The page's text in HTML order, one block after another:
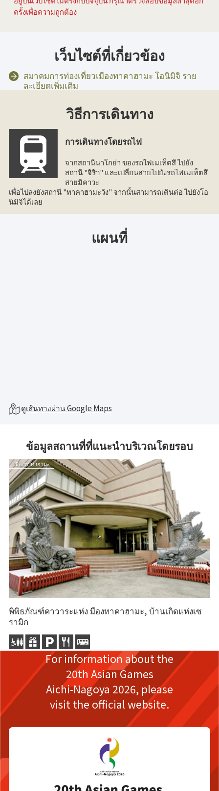
ครั้งเพื่อความถูกต้อง
เว็บไซต์ที่เกี่ยวข้อง
สมาคมการท่องเที่ยวเมืองทาคาฮามะ โอนิมิจิ ราย
ละเอียดเพิ่มเติม
วิธีการเดินทาง
การเดินทางโดยรถไฟ
จากสถานีนาโกย่า ของรถไฟเมเท็ตสึ ไปยัง
สถานี "จิริว" และเปลี่ยนสายไปยังรถไฟเมเท็ตสึ
สายมิคาวะ
เพื่อไปลงยังสถานี "ทาคาฮามะวัง" จากนั้นสามารถเดินต่อ ไปยังโอ
นิมิจิได้เลย
แผนที่
ดูเส้นทางผ่าน Google Maps
ข้อมูลสถานที่ที่แนะนำบริเวณโดยรอบ
เมืองทาคาฮามะ
พิพิธภัณฑ์คาวาระแห่ง มืองทาคาฮามะ, บ้านเกิดแห่งเซ
รามิก
For information about the
20th Asian Games
Aichi-Nagoya 2026, please
visit the official website.